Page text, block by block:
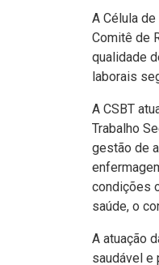
A Célula
Comitê de
qualidade
laborais
A CSBT
Trabalho
gestão de
condições
saúde, o
A atuação
saudável e